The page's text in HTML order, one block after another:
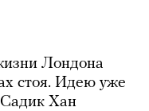
Лондона
стоя. Идею уже
Садик Хан